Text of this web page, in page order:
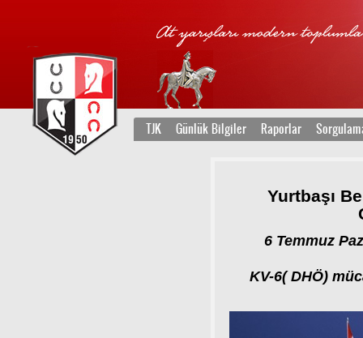
TJK Günlük Bilgiler Raporlar